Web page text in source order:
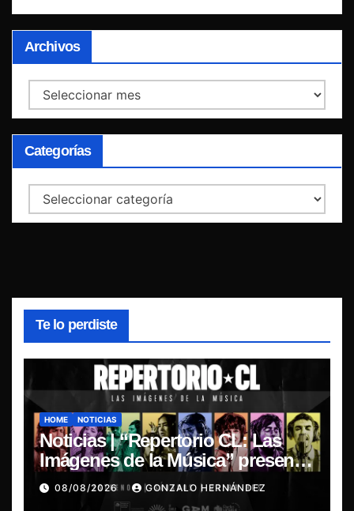
Archivos
Archivos
Categorías
Categorías
Te lo perdiste
HOME NOTICIAS
Noticias | “Repertorio CL: Las
Imágenes de la Música” presenta
la esencia del nuevo sonido
nacional
08/08/2026 GONZALO HERNÁNDEZ